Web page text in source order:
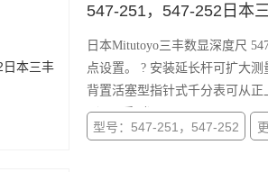
547-251，547-252日本
日本Mitutoyo三丰数显深度尺 547-251特点: ? ABSOLUTE Digimatic 深度尺可在电池用尽前保持原有的原
点设置。 ? 安装延长杆可扩大
背置活塞型指针式千分表可从正
（547 系列）。
型号：547-251，547-252